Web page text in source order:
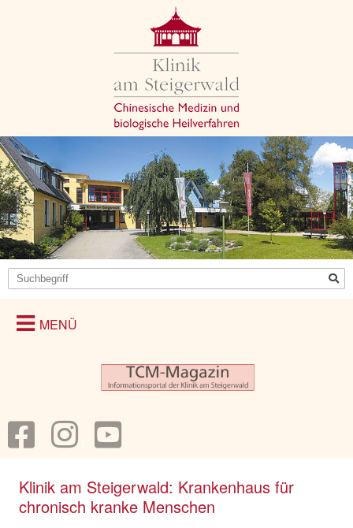
Klinik am Steigerwald: Krankenhaus für
chronisch kranke Menschen